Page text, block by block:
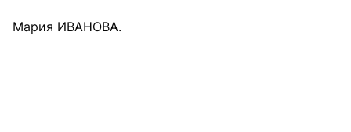
Мария ИВАНОВА.